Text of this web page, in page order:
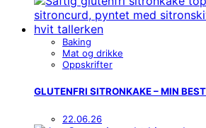
Baking
Mat og drikke
Oppskrifter
GLUTENFRI SITRONKAKE – MIN
22.06.26